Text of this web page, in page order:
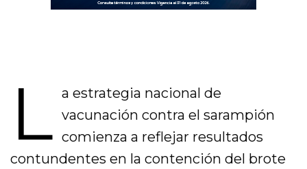
L a estrategia nacional de
vacunación contra el sarampión
comienza a reflejar resultados
contundentes en la contención del brote